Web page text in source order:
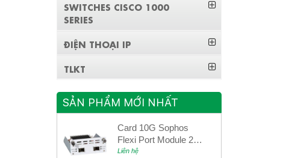
SWITCHES CISCO 1000
SERIES
ĐIỆN THOẠI IP
TLKT
SẢN PHẨM MỚI NHẤT
Card 10G Sophos
Flexi Port Module 2
port 10GbE SFP+
Liên hệ